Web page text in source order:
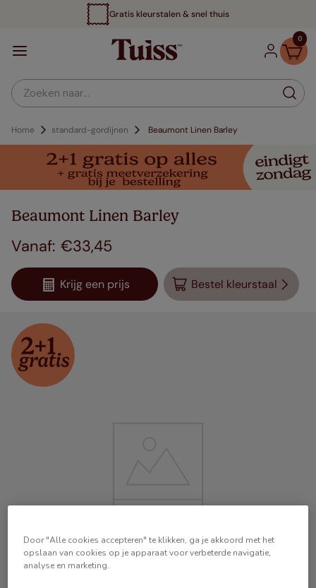
Gratis kleurstalen & snel thuis
0
Zoeken naar...
Home standard-gordijnen Beaumont Linen Barley
Beaumont Linen Barley
€33,45
Krijg een prijs Bestel kleurstaal
Door "Alle cookies accepteren" te klikken, ga je akkoord met het
opslaan van cookies op je apparaat voor verbeterde navigatie,
analyse en marketing.